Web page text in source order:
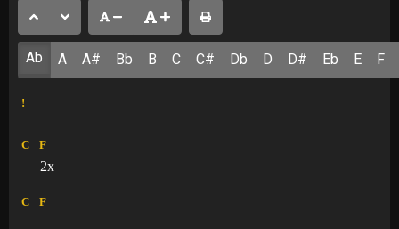
Ab A A# Bb B C C# Db D D# Eb E F
!
C F
2x
C F